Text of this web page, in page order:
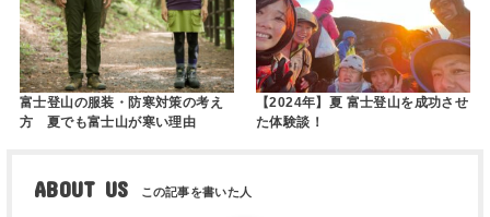
富士登山の服装・防寒対策の考え
方 夏でも富士山が寒い理由
【2024年】夏 富士登山を成功させ
た体験談！
ABOUT US